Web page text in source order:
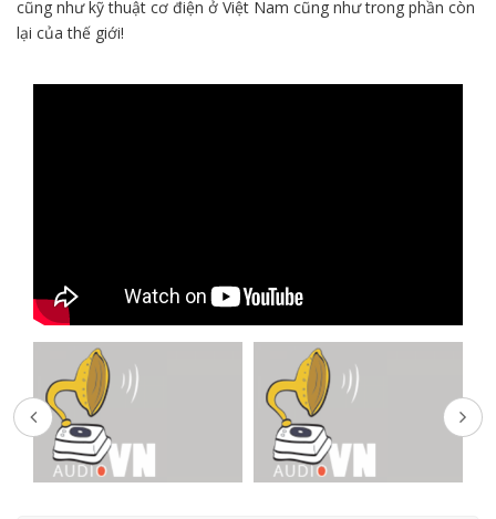
cũng như kỹ thuật cơ điện ở Việt Nam cũng như trong phần còn
lại của thế giới!